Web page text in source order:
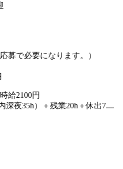
募で必要になります。）
給2100円
深夜35h）＋残業20h＋休出7....